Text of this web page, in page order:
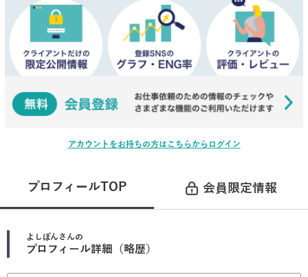
アカウントをお持ちの方はこちらからログイン
プロフィールTOP 会員限定情報
よしぽん さんの
プロフィール詳細（略歴）